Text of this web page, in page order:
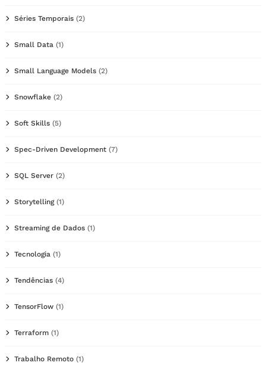
Séries Temporais (2)
Small Data (1)
Small Language Models (2)
Snowflake (2)
Soft Skills (5)
Spec-Driven Development (7)
SQL Server (2)
Storytelling(1)
Streaming de Dados (1)
Tecnologia (1)
Tendências (4)
TensorFlow (1)
Terraform (1)
Trabalho Remoto (1)